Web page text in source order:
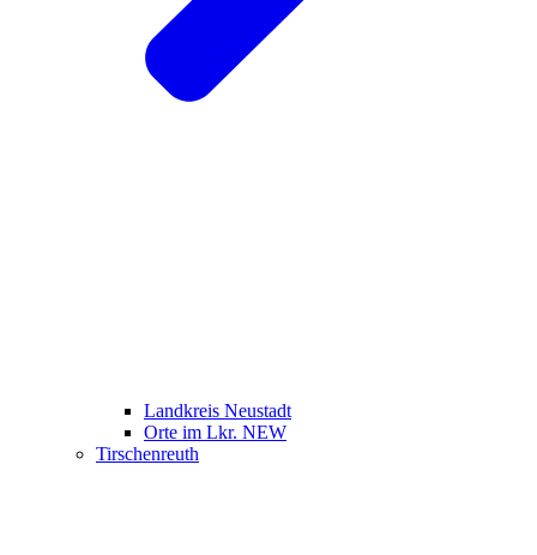
Landkreis Neustadt
Orte im Lkr. NEW
Tirschenreuth